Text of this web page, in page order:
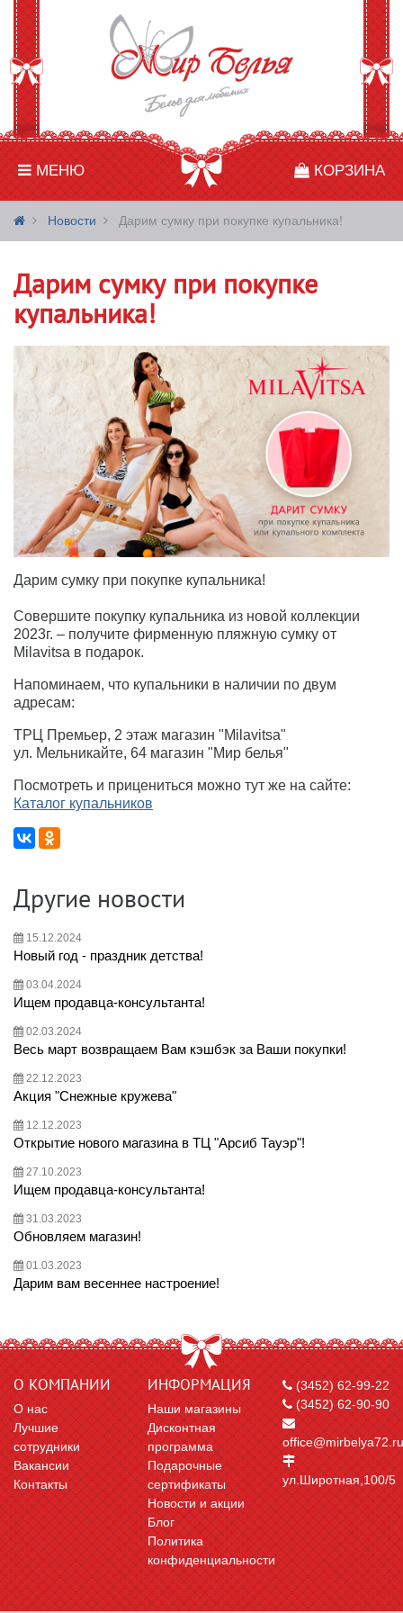
МЕНЮ КОРЗИНА
Новости Дарим сумку при покупке купальника!
Дарим сумку при покупке
купальника!
Дарим сумку при покупке купальника!
Совершите покупку купальника из новой коллекции
2023г. – получите фирменную пляжную сумку от
Milavitsa в подарок.
Напоминаем, что купальники в наличии по двум
адресам:
ТРЦ Премьер, 2 этаж магазин "Milavitsa"
ул. Мельникайте, 64 магазин "Мир белья"
Посмотреть и прицениться можно тут же на сайте:
Каталог купальников
Другие новости
15.12.2024
Новый год - праздник детства!
03.04.2024
Ищем продавца-консультанта!
02.03.2024
Весь март возвращаем Вам кэшбэк за Ваши покупки!
22.12.2023
Акция "Снежные кружева"
12.12.2023
Открытие нового магазина в ТЦ "Арсиб Тауэр"!
27.10.2023
Ищем продавца-консультанта!
31.03.2023
Обновляем магазин!
01.03.2023
Дарим вам весеннее настроение!
О КОМПАНИИ
О нас
Лучшие
сотрудники
Вакансии
Контакты
ИНФОРМАЦИЯ
Наши магазины
Дисконтная
программа
Подарочные
сертификаты
Новости и акции
Блог
Политика
конфиденциальности
(3452) 62-99-22
(3452) 62-90-90
office@mirbelya72.ru
ул.Широтная,100/5